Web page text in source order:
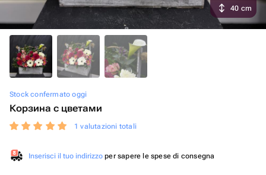
Stock confermato oggi
Корзина с цветами
1 valutazioni totali
Inserisci il tuo indirizzo per sapere le spese di consegna
40 cm